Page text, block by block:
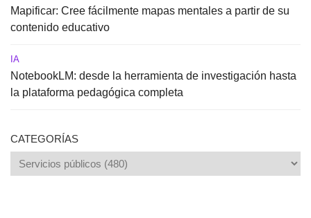
Mapificar: Cree fácilmente mapas mentales a partir de su
contenido educativo
IA
NotebookLM: desde la herramienta de investigación hasta
la plataforma pedagógica completa
CATEGORÍAS
Categorías